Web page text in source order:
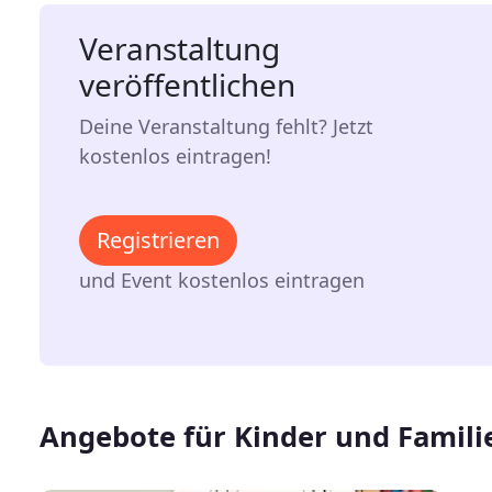
Veranstaltung
veröffentlichen
Deine Veranstaltung fehlt? Jetzt
kostenlos eintragen!
Registrieren
und Event kostenlos eintragen
Angebote für Kinder und